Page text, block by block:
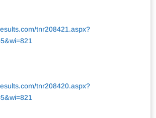
tnr208421.aspx?
tnr208420.aspx?